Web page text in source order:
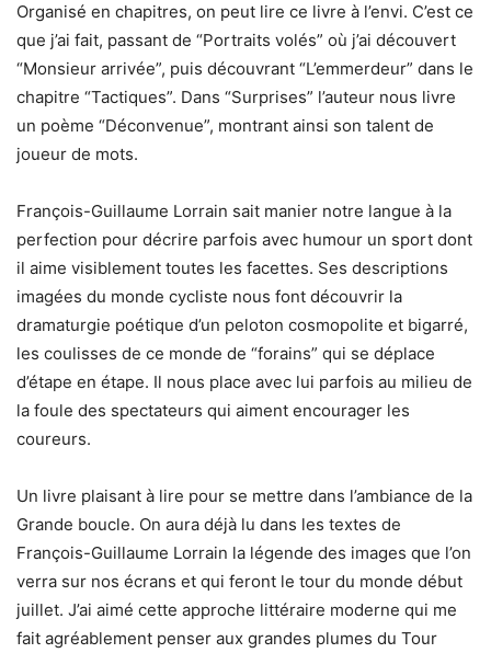
Organisé en chapitres, on peut lire ce livre à l’envi. C’est ce
que j’ai fait, passant de “Portraits volés” où j’ai découvert
“Monsieur arrivée”, puis découvrant “L’emmerdeur” dans le
chapitre “Tactiques”. Dans “Surprises” l’auteur nous livre
un poème “Déconvenue”, montrant ainsi son talent de
joueur de mots.
François-Guillaume Lorrain sait manier notre langue à la
perfection pour décrire parfois avec humour un sport dont
il aime visiblement toutes les facettes. Ses descriptions
imagées du monde cycliste nous font découvrir la
dramaturgie poétique d’un peloton cosmopolite et bigarré,
les coulisses de ce monde de “forains” qui se déplace
d’étape en étape. Il nous place avec lui parfois au milieu de
la foule des spectateurs qui aiment encourager les
coureurs.
Un livre plaisant à lire pour se mettre dans l’ambiance de la
Grande boucle. On aura déjà lu dans les textes de
François-Guillaume Lorrain la légende des images que l’on
verra sur nos écrans et qui feront le tour du monde début
juillet. J’ai aimé cette approche littéraire moderne qui me
fait agréablement penser aux grandes plumes du Tour